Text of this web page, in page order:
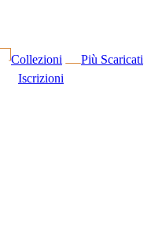
Collezioni
Più Scaricati
Iscrizioni